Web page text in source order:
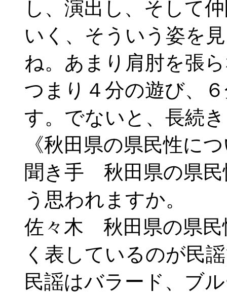
し、演出し、そして
いく、そういう姿を
ね。あまり肩肘を張
つまり４分の遊び、
す。でないと、長
《秋田県の県民性に
聞き手 秋田県の県民
う思われますか。
佐々木 秋田県の県民
く表しているのが民
民謡はバラード、ブ